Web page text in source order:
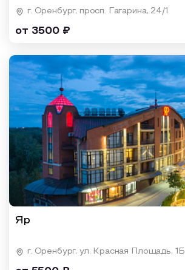
г. Оренбург, просп. Гагарина, 24/1
от 3500 ₽
Яр
г. Оренбург, ул. Красная Площадь, 1Б